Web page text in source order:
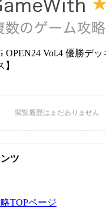
OPEN24 Vol.4 優勝デ
ツ
TOPページ